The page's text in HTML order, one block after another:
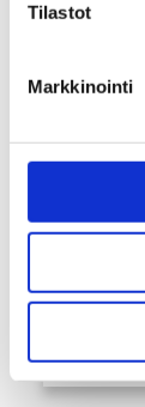
Tilastot
Markkinointi